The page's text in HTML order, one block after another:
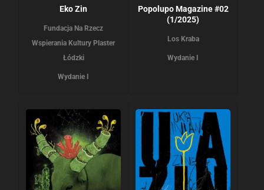
Eko Zin
Fundacja Na Rzecz
Wspierania Kultury Plaster
Łódzki
Wydanie I
Popolupo Magazine #02
(1/2025)
Los Kraba
Wydanie I